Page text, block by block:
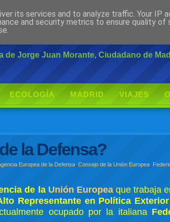
de Jorge Juan Morante, Ciudadano de
ECOLOGÍA MADRID VIAJES
la Defensa?
Europea de la Defensa ,Consejo de la Unión Europea
de la Unión Europeaque trabaja
Representante en Política
ocupado por la italiana
its services and to analyze traffic. Your IP
and security metrics to ensure quality of